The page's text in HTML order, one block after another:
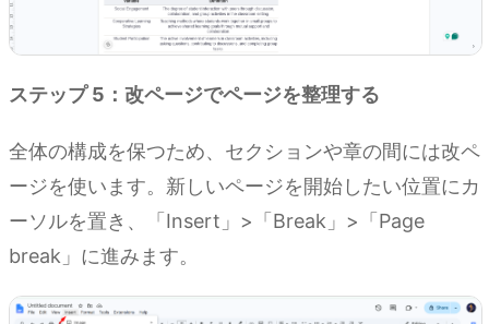
ステップ 5：改ページでページを整理する
全体の構成を保つため、セクションや章の間には改ペ
ージを使います。新しいページを開始したい位置にカ
ーソルを置き、「Insert」>「Break」>「Page
break」に進みます。